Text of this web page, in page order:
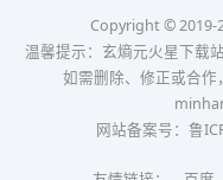
Copyright © 2019-
温馨提示：玄熵元火星下载
如需删除、修正或合作
网站备案号： 鲁